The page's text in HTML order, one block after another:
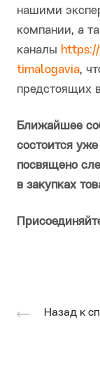
нашими
компании, а
каналы
timalogavia,
предстоящих
Ближайшее
состоится
посвящено
в закупках
Назад к